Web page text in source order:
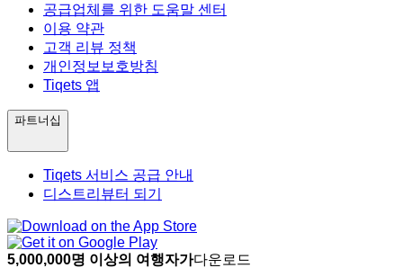
공급업체를 위한 도움말 센터
이용 약관
고객 리뷰 정책
개인정보보호방침
Tiqets 앱
파트너십
Tiqets 서비스 공급 안내
디스트리뷰터 되기
5,000,000명 이상의 여행자가다운로드